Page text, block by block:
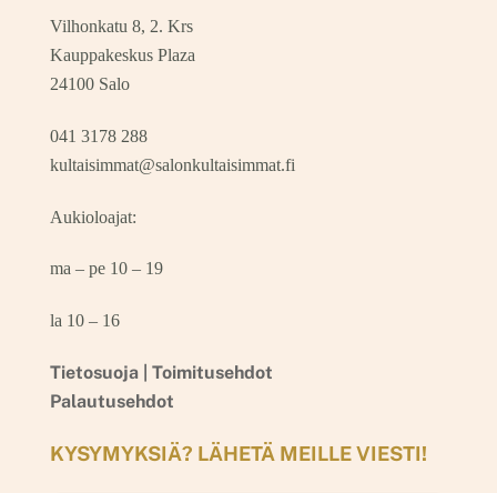
Vilhonkatu 8, 2. Krs
Kauppakeskus Plaza
24100 Salo
041 3178 288
kultaisimmat@salonkultaisimmat.fi
Aukioloajat:
ma – pe 10 – 19
la 10 – 16
Tietosuoja | Toimitusehdot
Palautusehdot
KYSYMYKSIÄ? LÄHETÄ MEILLE VIESTI!